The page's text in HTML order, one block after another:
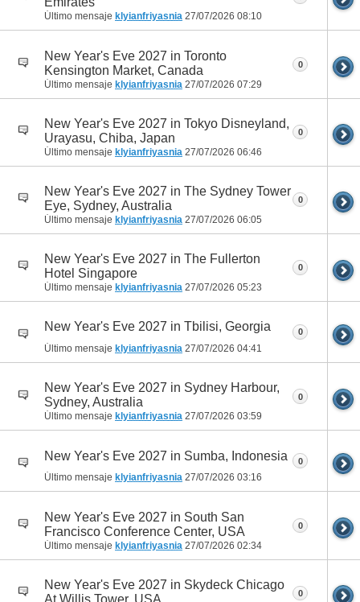
Último mensaje klyianfriyasnia 27/07/2026 08:10
New Year's Eve 2027 in Toronto
Kensington Market, Canada
Último mensaje klyianfriyasnia 27/07/2026 07:29
0
New Year's Eve 2027 in Tokyo Disneyland,
Urayasu, Chiba, Japan
Último mensaje klyianfriyasnia 27/07/2026 06:46
0
New Year's Eve 2027 in The Sydney Tower
Eye, Sydney, Australia
Último mensaje klyianfriyasnia 27/07/2026 06:05
0
New Year's Eve 2027 in The Fullerton
Hotel Singapore
Último mensaje klyianfriyasnia 27/07/2026 05:23
0
New Year's Eve 2027 in Tbilisi, Georgia
Último mensaje klyianfriyasnia 27/07/2026 04:41
0
New Year's Eve 2027 in Sydney Harbour,
Sydney, Australia
Último mensaje klyianfriyasnia 27/07/2026 03:59
0
New Year's Eve 2027 in Sumba, Indonesia
Último mensaje klyianfriyasnia 27/07/2026 03:16
0
New Year's Eve 2027 in South San
Francisco Conference Center, USA
Último mensaje klyianfriyasnia 27/07/2026 02:34
0
New Year's Eve 2027 in Skydeck Chicago
At Willis Tower, USA
0